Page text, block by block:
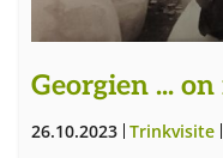
Georgien ...
26.10.2023 Trinkvisite